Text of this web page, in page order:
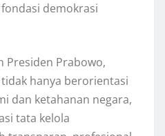
demokrasi
Presiden Prabowo,
hanya berorientasi
dan ketahanan negara,
tata kelola